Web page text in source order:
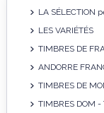
LA SÉLECTION
LES VARIÉTÉS
TIMBRES DE
ANDORRE
TIMBRES DE
TIMBRES DOM -